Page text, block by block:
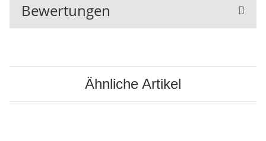
Bewertungen
Ähnliche Artikel